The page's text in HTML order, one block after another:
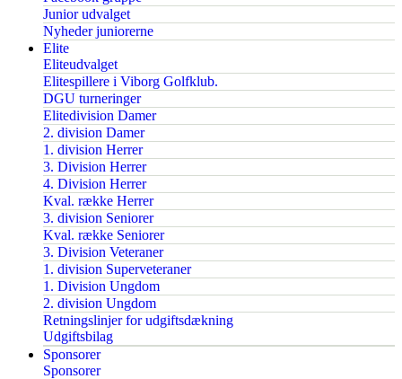
Junior udvalget
Nyheder juniorerne
Elite
Eliteudvalget
Elitespillere i Viborg Golfklub.
DGU turneringer
Elitedivision Damer
2. division Damer
1. division Herrer
3. Division Herrer
4. Division Herrer
Kval. række Herrer
3. division Seniorer
Kval. række Seniorer
3. Division Veteraner
1. division Superveteraner
1. Division Ungdom
2. division Ungdom
Retningslinjer for udgiftsdækning
Udgiftsbilag
Sponsorer
Sponsorer